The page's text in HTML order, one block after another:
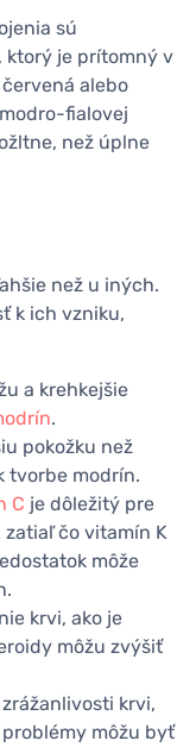
sú
ktorý je prítomný v
alebo
fialovej
než úplne
než u iných.
k ich vzniku,
a krehkejšie
.
pokožku než
tvorbe modrín.
C je dôležitý pre
čo vitamín K
môže
krvi, ako je
môžu zvýšiť
krvi,
môžu byť